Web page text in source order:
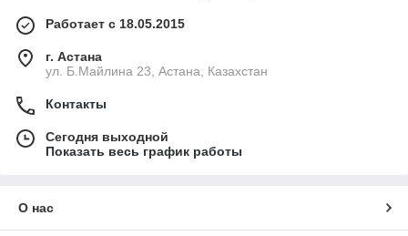
Работает с 18.05.2015
г. Астана
ул. Б.Майлина 23, Астана, Казахстан
Контакты
Сегодня выходной
Показать весь график работы
О нас